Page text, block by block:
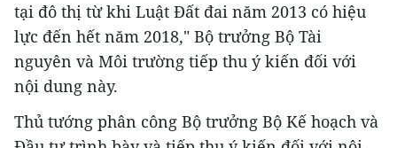
tại đô thị từ khi Luật Đất đai năm 2013 có hiệu
lực đến hết năm 2018," Bộ trưởng Bộ Tài
nguyên và Môi trường tiếp thu ý kiến đối với
nội dung này.
Thủ tướng phân công Bộ trưởng Bộ Kế hoạch và